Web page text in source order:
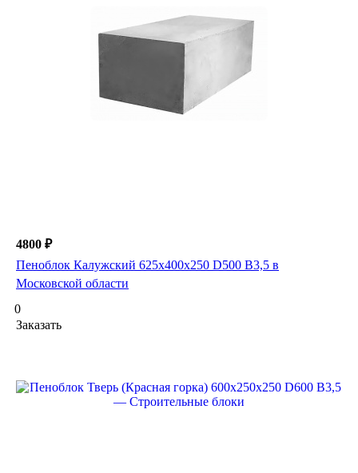
4800 ₽
Пеноблок Калужский 625х400х250 D500 В3,5 в
Московской области
0
Заказать